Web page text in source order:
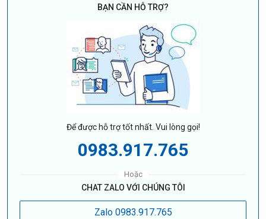
BẠN CẦN HỖ TRỢ?
Để được hỗ trợ tốt nhất. Vui lòng gọi!
0983.917.765
Hoặc
CHAT ZALO VỚI CHÚNG TÔI
Zalo 0983.917.765